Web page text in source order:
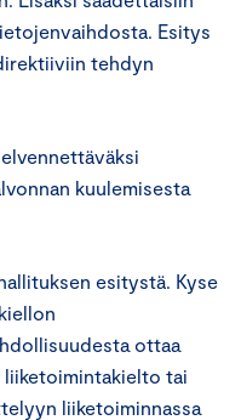
Esitys
tehdyn
kuulemisesta
esitystä. Kyse
ottaa
liiketoimintakielto tai
liiketoiminnassa